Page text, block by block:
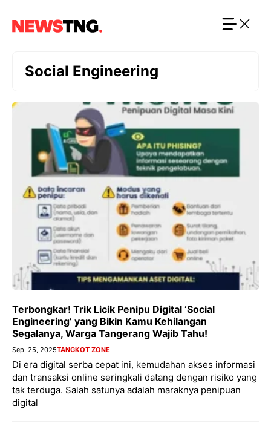
Social Engineering
Terbongkar! Trik Licik Penipu Digital ‘Social
Engineering’ yang Bikin Kamu Kehilangan
Segalanya, Warga Tangerang Wajib Tahu!
Sep. 25, 2025TANGKOT ZONE
Di era digital serba cepat ini, kemudahan akses informasi
dan transaksi online seringkali datang dengan risiko yang
tak terduga. Salah satunya adalah maraknya penipuan
digital